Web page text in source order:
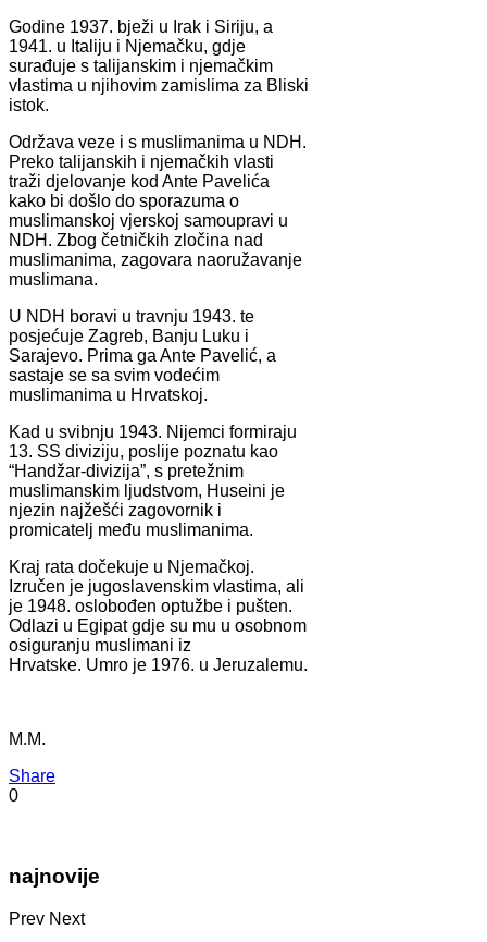
Godine 1937. bježi u Irak i Siriju, a
1941. u Italiju i Njemačku, gdje
surađuje s talijanskim i njemačkim
vlastima u njihovim zamislima za Bliski
istok.
Održava veze i s muslimanima u NDH.
Preko talijanskih i njemačkih vlasti
traži djelovanje kod Ante Pavelića
kako bi došlo do sporazuma o
muslimanskoj vjerskoj samoupravi u
NDH. Zbog četničkih zločina nad
muslimanima, zagovara naoružavanje
muslimana.
U NDH boravi u travnju 1943. te
posjećuje Zagreb, Banju Luku i
Sarajevo. Prima ga Ante Pavelić, a
sastaje se sa svim vodećim
muslimanima u Hrvatskoj.
Kad u svibnju 1943. Nijemci formiraju
13. SS diviziju, poslije poznatu kao
“Handžar-divizija”, s pretežnim
muslimanskim ljudstvom, Huseini je
njezin najžešći zagovornik i
promicatelj među muslimanima.
Kraj rata dočekuje u Njemačkoj.
Izručen je jugoslavenskim vlastima, ali
je 1948. oslobođen optužbe i pušten.
Odlazi u Egipat gdje su mu u osobnom
osiguranju muslimani iz
Hrvatske. Umro je 1976. u Jeruzalemu.
M.M.
Share
0
najnovije
Prev Next